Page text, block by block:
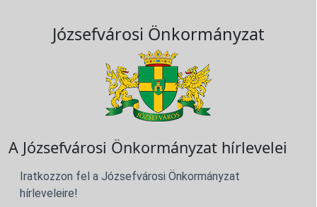
Józsefvárosi Önkormányzat
A Józsefvárosi Önkormányzat hírlevelei
Iratkozzon fel a Józsefvárosi Önkormányzat
hírleveleire!